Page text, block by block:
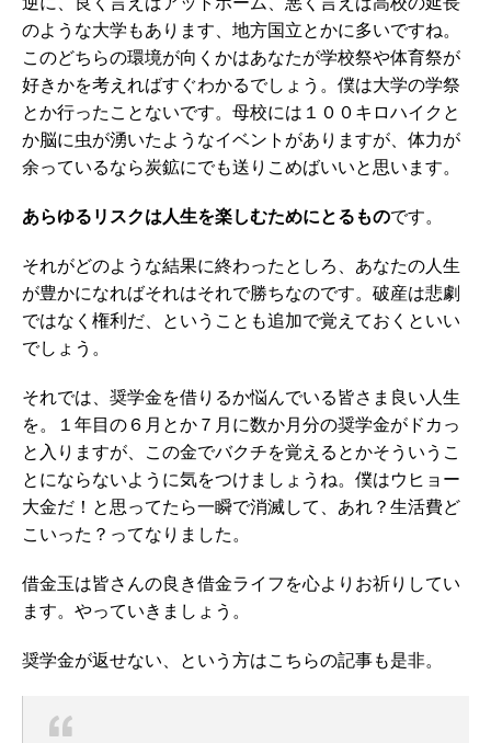
のような大学もあります、地方国立とかに多いですね。
このどちらの環境が向くかはあなたが学校祭や体育祭が
好きかを考えればすぐわかるでしょう。僕は大学の学祭
とか行ったことないです。母校には１００キロハイクと
か脳に虫が湧いたようなイベントがありますが、体力が
余っているなら炭鉱にでも送りこめばいいと思います。
あらゆるリスクは人生を楽しむためにとるものです。
それがどのような結果に終わったとしろ、あなたの人生
が豊かになればそれはそれで勝ちなのです。破産は悲劇
ではなく権利だ、ということも追加で覚えておくといい
でしょう。
それでは、奨学金を借りるか悩んでいる皆さま良い人生
を。１年目の６月とか７月に数か月分の奨学金がドカっ
と入りますが、この金でバクチを覚えるとかそういうこ
とにならないように気をつけましょうね。僕はウヒョー
大金だ！と思ってたら一瞬で消滅して、あれ？生活費ど
こいった？ってなりました。
借金玉は皆さんの良き借金ライフを心よりお祈りしてい
ます。やっていきましょう。
奨学金が返せない、という方はこちらの記事も是非。